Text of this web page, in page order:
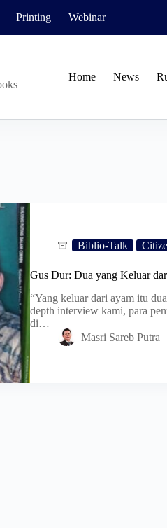
Printing Webinar
Home News
Biblio-Talk
Gus Dur: Dua yang Keluar
“Yang keluar dari ayam itu
depth interview kami, para
di…
Masri Sareb Putra